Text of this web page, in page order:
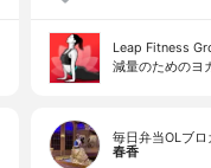
Leap Fitness
減量のためのヨ
毎日弁当OLブロ
春香